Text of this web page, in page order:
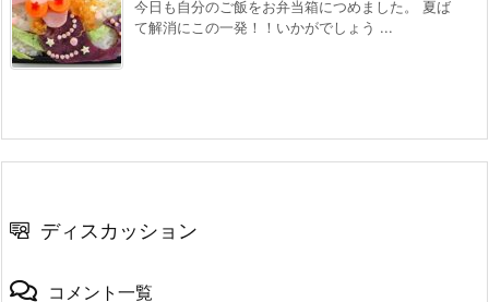
今日も自分のご飯をお弁当箱につめました。 夏ば
て解消にこの一発！！いかがでしょう ...
ディスカッション
コメント一覧